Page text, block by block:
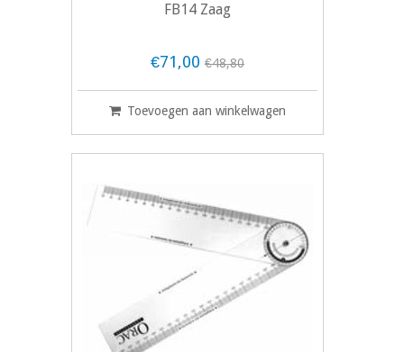
FB14 Zaag
€71,00 €48,80
Toevoegen aan winkelwagen